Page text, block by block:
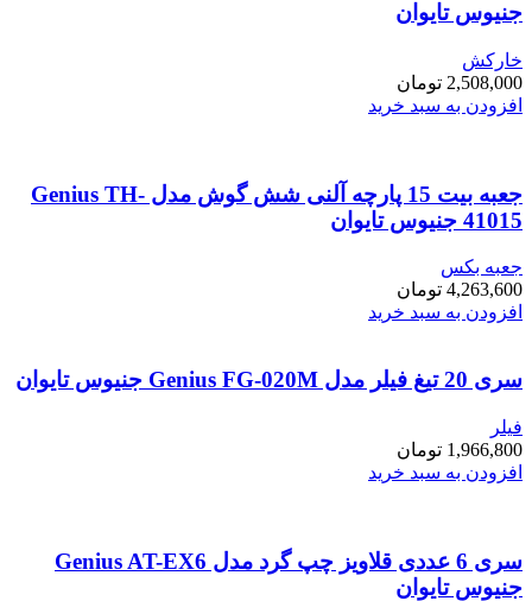
جنیوس تایوان
خارکش
2,508,000 تومان
افزودن به سبد خرید
جعبه بیت 15 پارچه آلنی شش گوش مدل Genius TH-
41015 جنیوس تایوان
جعبه بکس
4,263,600 تومان
افزودن به سبد خرید
سری 20 تیغ فیلر مدل Genius FG-020M جنیوس تایوان
فیلر
1,966,800 تومان
افزودن به سبد خرید
سری 6 عددی قلاویز چپ گرد مدل Genius AT-EX6
جنیوس تایوان